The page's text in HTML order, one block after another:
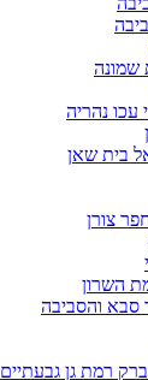
שמונה
עכו נהריה
בית שאן
צורן
השרון
סבא והסביבה
ברק רמת גן גבעתיים